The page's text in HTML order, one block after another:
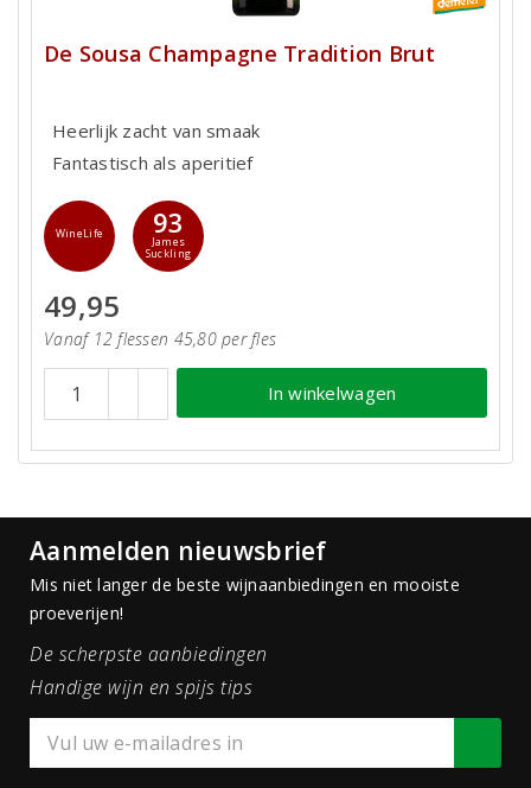
De Sousa Champagne Tradition Brut
Heerlijk zacht van smaak
Fantastisch als aperitief
WineLife 93
James
Suckling
49,95
Vanaf 12 flessen 45,80 per fles
In winkelwagen
Aanmelden nieuwsbrief
Mis niet langer de beste wijnaanbiedingen en mooiste
proeverijen!
De scherpste aanbiedingen
Handige wijn en spijs tips